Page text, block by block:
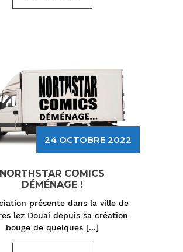
24 OCTOBRE 2022
NORTHSTAR COMICS
DÉMÉNAGE !
présente dans la ville de
lez Douai depuis sa création
bouge de quelques [...]